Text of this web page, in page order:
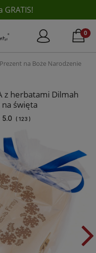
Prezent na Boże Narodzenie
z herbatami Dilmah
święta
5.0 ( 123 )